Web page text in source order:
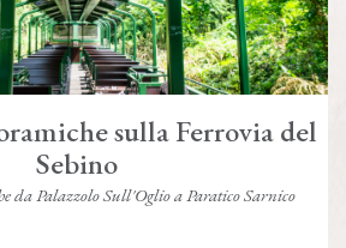
sulla Ferrovia del
Sebino
da Palazzolo Sull'Oglio a Paratico Sarnico